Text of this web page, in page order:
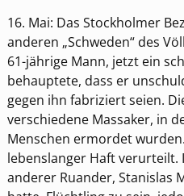
16. Mai: Das Stockholmer
anderen „Schweden“ des
61-jährige Mann, jetzt ein
behauptete, dass er
gegen ihn fabriziert seien.
verschiedene Massaker, in
Menschen ermordet
lebenslanger Haft verurteilt.
anderer Ruander, Stanislas